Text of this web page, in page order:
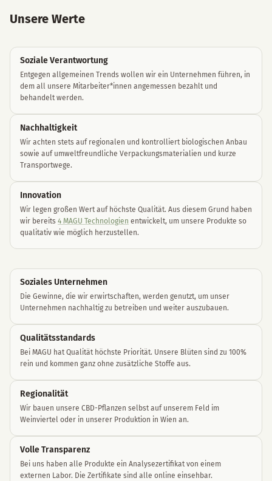
Unsere Werte
Soziale Verantwortung
Entgegen allgemeinen Trends wollen wir ein Unternehmen führen, in
dem all unsere Mitarbeiter*innen angemessen bezahlt und
behandelt werden.
Nachhaltigkeit
Wir achten stets auf regionalen und kontrolliert biologischen Anbau
sowie auf umweltfreundliche Verpackungsmaterialien und kurze
Transportwege.
Innovation
Wir legen großen Wert auf höchste Qualität. Aus diesem Grund haben
wir bereits 4 MAGU Technologien entwickelt, um unsere Produkte so
qualitativ wie möglich herzustellen.
Soziales Unternehmen
Die Gewinne, die wir erwirtschaften, werden genutzt, um unser
Unternehmen nachhaltig zu betreiben und weiter auszubauen.
Qualitätsstandards
Bei MAGU hat Qualität höchste Priorität. Unsere Blüten sind zu 100%
rein und kommen ganz ohne zusätzliche Stoffe aus.
Regionalität
Wir bauen unsere CBD-Pflanzen selbst auf unserem Feld im
Weinviertel oder in unserer Produktion in Wien an.
Volle Transparenz
Bei uns haben alle Produkte ein Analysezertifikat von einem
externen Labor. Die Zertifikate sind alle online einsehbar.